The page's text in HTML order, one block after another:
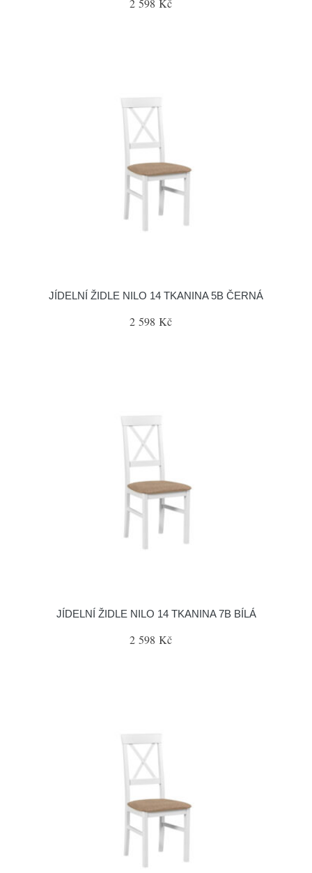
2 598 Kč
JÍDELNÍ ŽIDLE NILO 14 TKANINA 5B ČERNÁ
2 598 Kč
JÍDELNÍ ŽIDLE NILO 14 TKANINA 7B BÍLÁ
2 598 Kč